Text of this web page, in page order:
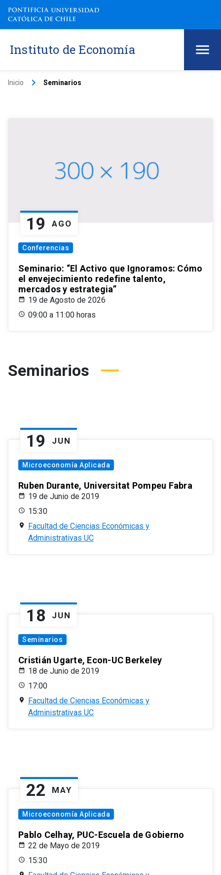
Instituto de Economía
Inicio keyboard_arrow_right Seminarios
19 AGO
Conferencias
Seminario: “El Activo que Ignoramos: Cómo
el envejecimiento redefine talento,
mercados y estrategia”
19 de Agosto de 2026
09:00 a 11:00 horas
Seminarios
19 JUN
Microeconomía Aplicada
Ruben Durante, Universitat Pompeu Fabra
19 de Junio de 2019
15:30
Facultad de Ciencias Económicas y
Administrativas UC
18 JUN
Seminarios
Cristián Ugarte, Econ-UC Berkeley
18 de Junio de 2019
17:00
Facultad de Ciencias Económicas y
Administrativas UC
22 MAY
Microeconomía Aplicada
Pablo Celhay, PUC-Escuela de Gobierno
22 de Mayo de 2019
15:30